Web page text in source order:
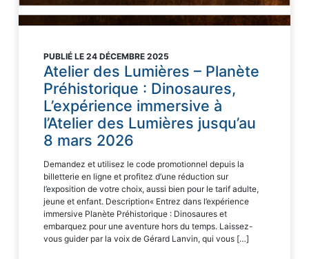
PUBLIÉ LE 24 DÉCEMBRE 2025
Atelier des Lumières – Planète
Préhistorique : Dinosaures,
L’expérience immersive à
l’Atelier des Lumières jusqu’au
8 mars 2026
Demandez et utilisez le code promotionnel depuis la
billetterie en ligne et profitez d’une réduction sur
l’exposition de votre choix, aussi bien pour le tarif adulte,
jeune et enfant. Description« Entrez dans l’expérience
immersive Planète Préhistorique : Dinosaures et
embarquez pour une aventure hors du temps. Laissez-
vous guider par la voix de Gérard Lanvin, qui vous […]